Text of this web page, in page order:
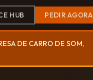
HUB PEDIR AGORA
DE CARRO DE SOM,